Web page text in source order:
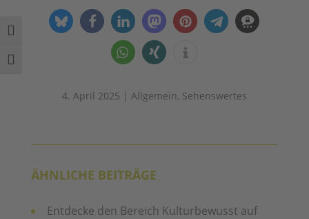
Umschalten auf hohe Kontraste
Schrift vergrößern
4. April 2025 | Allgemein, Sehenswertes
ÄHNLICHE BEITRÄGE
Entdecke den Bereich Kulturbewusst auf